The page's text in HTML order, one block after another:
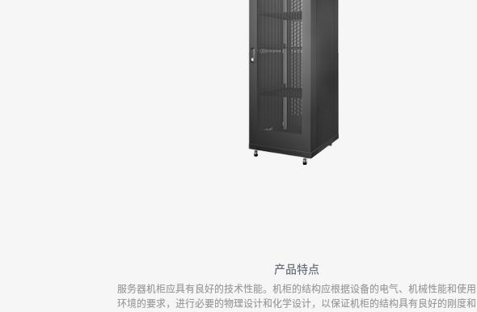
产品特点
服务器机柜应具有良好的技术性能。机柜的结构应根据设备的电气、机械性能和使用
环境的要求，进行必要的物理设计和化学设计，以保证机柜的结构具有良好的刚度和